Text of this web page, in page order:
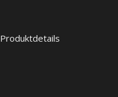
Produktdetails